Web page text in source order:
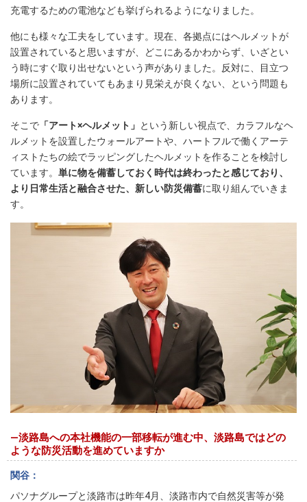
充電するための電池なども挙げられるようになりました。
他にも様々な工夫をしています。現在、各拠点にはヘルメットが
設置されていると思いますが、どこにあるかわからず、いざとい
う時にすぐ取り出せないという声がありました。反対に、目立つ
場所に設置されていてもあまり見栄えが良くない、という問題も
あります。
そこで 「アート×ヘルメット」 という新しい視点で、カラフルなヘ
ルメットを設置したウォールアートや、ハートフルで働くアーテ
ィストたちの絵でラッピングしたヘルメットを作ることを検討し
ています。 単に物を備蓄しておく時代は終わったと感じており、
より日常生活と融合させた、新しい防災備蓄に取り組んでいきま
す。
―淡路島への本社機能の一部移転が進む中、淡路島ではどの
ような防災活動を進めていますか
関谷
パソナグループと淡路市は昨年4月、淡路市内で自然災害等が発